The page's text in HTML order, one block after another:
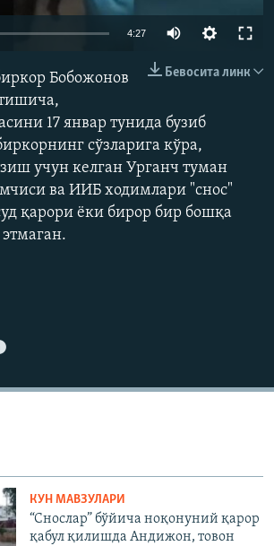
360p 480p
4:27
480p
720p
Бевосита линк
Бобожонов
17 январ тунида бузиб
сўзларига кўра,
учун келган Урганч туман
ва ИИБ ходимлари "снос"
қарори ёки бирор бир бошқа
КУН МАВЗУЛАРИ
“Снослар” бўйича ноқонуний қарор
қабул қилишда Андижон, товон